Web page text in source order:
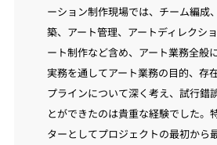
ーション制作現場では、チーム編成
築、アート管理、アートディレクシ
ート制作など含め、アート業務全般
実務を通してアート業務の目的、存
プラインについて深く考え、試行錯
とができたのは貴重な経験でした。
ターとしてプロジェクトの最初から